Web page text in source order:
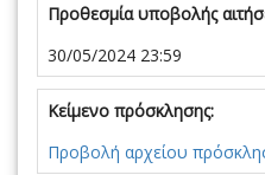
Προθεσμία υποβολής
30/05/2024 23:59
Κείμενο πρόσκλησης:
Προβολή αρχείου